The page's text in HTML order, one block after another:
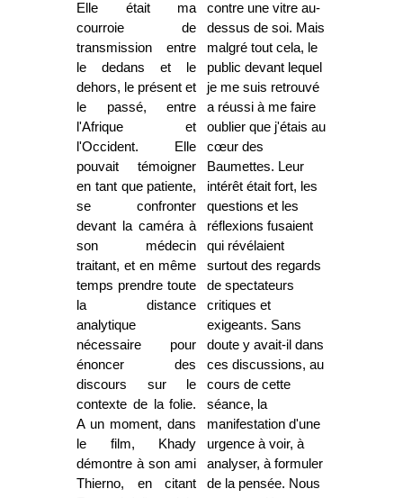
Elle était ma
courroie de
transmission entre
le dedans et le
dehors, le présent et
le passé, entre
l'Afrique et
l'Occident. Elle
pouvait témoigner
en tant que patiente,
se confronter
devant la caméra à
son médecin
traitant, et en même
temps prendre toute
la distance
analytique
nécessaire pour
énoncer des
discours sur le
contexte de la folie.
A un moment, dans
le film, Khady
démontre à son ami
Thierno, en citant
contre une vitre au-
dessus de soi. Mais
malgré tout cela, le
public devant lequel
je me suis retrouvé
a réussi à me faire
oublier que j'étais au
cœur des
Baumettes. Leur
intérêt était fort, les
questions et les
réflexions fusaient
qui révélaient
surtout des regards
de spectateurs
critiques et
exigeants. Sans
doute y avait-il dans
ces discussions, au
cours de cette
séance, la
manifestation d'une
urgence à voir, à
analyser, à formuler
de la pensée. Nous